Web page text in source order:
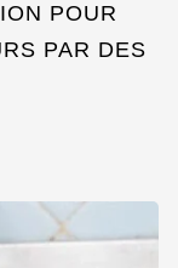
POUR
PAR DES